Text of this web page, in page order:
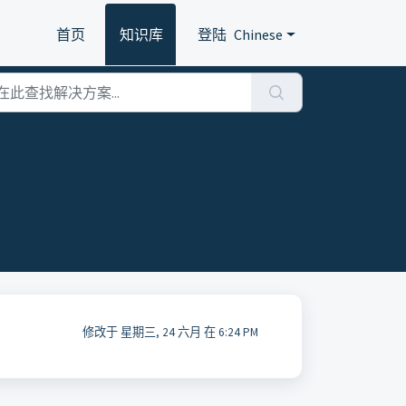
首页 知识库 登陆 Chinese
修改于 星期三, 24 六月 在 6:24 PM